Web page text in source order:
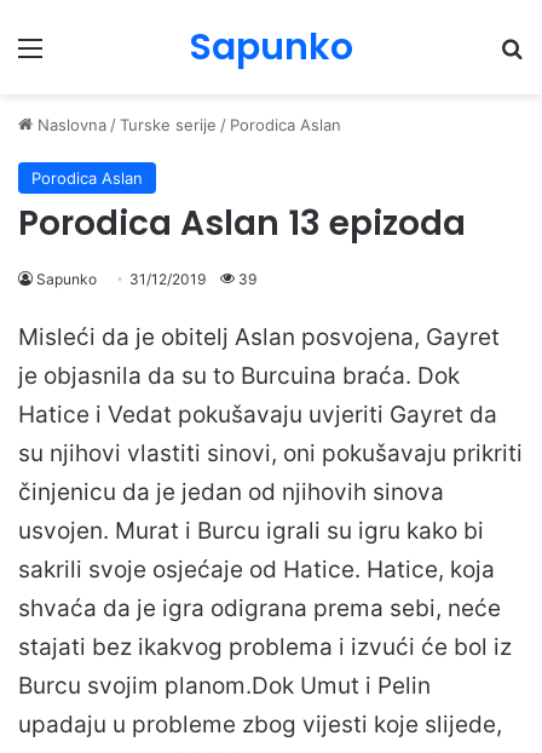
Menu Sapunko
Naslovna /Turske serije / Porodica Aslan
Porodica Aslan
Porodica Aslan 13 epizoda
Sapunko 31/12/2019 39
Misleći da je obitelj Aslan posvojena, Gayret
je objasnila da su to Burcuina braća. Dok
Hatice i Vedat pokušavaju uvjeriti Gayret da
su njihovi vlastiti sinovi, oni pokušavaju prikriti
činjenicu da je jedan od njihovih sinova
usvojen. Murat i Burcu igrali su igru kako bi
sakrili svoje osjećaje od Hatice. Hatice, koja
shvaća da je igra odigrana prema sebi, neće
stajati bez ikakvog problema i izvući će bol iz
Burcu svojim planom.Dok Umut i Pelin
upadaju u probleme zbog vijesti koje slijede,